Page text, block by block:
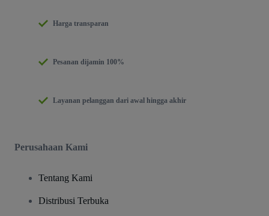
Harga transparan
Pesanan dijamin 100%
Layanan pelanggan dari awal hingga akhir
Perusahaan Kami
Tentang Kami
Distribusi Terbuka